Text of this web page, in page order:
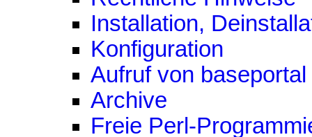
Installation,
Konfiguration
Aufruf von baseportal
Archive
Freie Perl-